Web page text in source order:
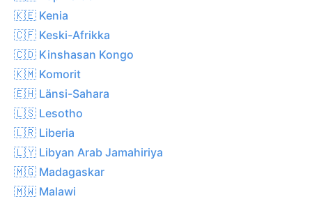
🇰🇪 Kenia
🇨🇫 Keski-Afrikka
🇨🇩 Kinshasan Kongo
🇰🇲 Komorit
🇪🇭 Länsi-Sahara
🇱🇸 Lesotho
🇱🇷 Liberia
🇱🇾 Libyan Arab Jamahiriya
🇲🇬 Madagaskar
🇲🇼 Malawi